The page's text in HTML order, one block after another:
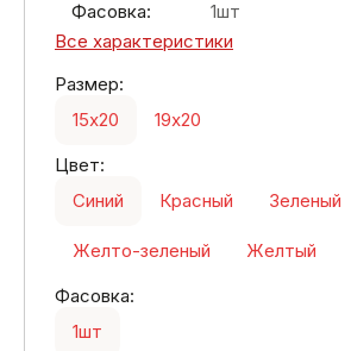
Фасовка:
1шт
Все характеристики
Размер:
15х20
19х20
Цвет:
Синий
Красный Зеленый
Желто-зеленый Желтый
Фасовка:
1шт